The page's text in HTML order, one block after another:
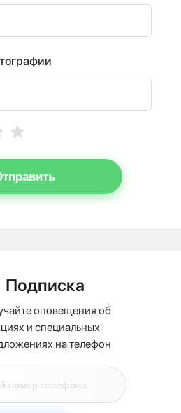
Подписка
оповещения об
и специальных
на телефон